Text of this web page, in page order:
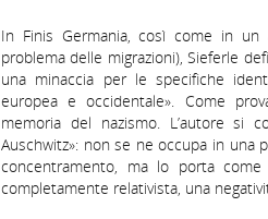
In Finis Germania, così come in
problema delle migrazioni), Sieferle
una minaccia per le specifiche
europea e occidentale». Come
memoria del nazismo. L’autore si
Auschwitz»: non se ne occupa in una
concentramento, ma lo porta
completamente relativista, una